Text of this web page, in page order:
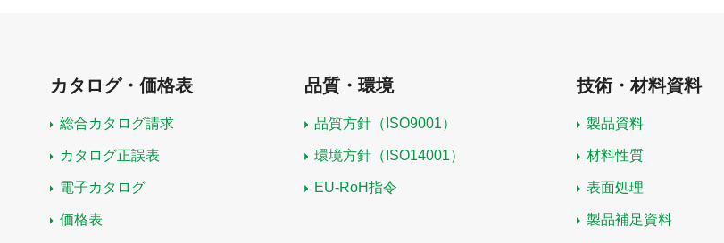
カタログ・価格表
総合カタログ請求
カタログ正誤表
電子カタログ
価格表
品質・環境
品質方針（ISO9001）
環境方針（ISO14001）
EU-RoH指令
技術・材料資料
製品資料
材料性質
表面処理
製品補足資料